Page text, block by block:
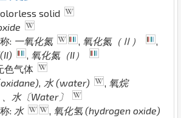
solid
: 一氧化氮 , 氧化氮（Ⅱ）
,
, 氧化氮（II）
色气体
水 (water) , 氧烷
、水〔Water〕
: 水 , 氧化氢 (hydrogen oxide)